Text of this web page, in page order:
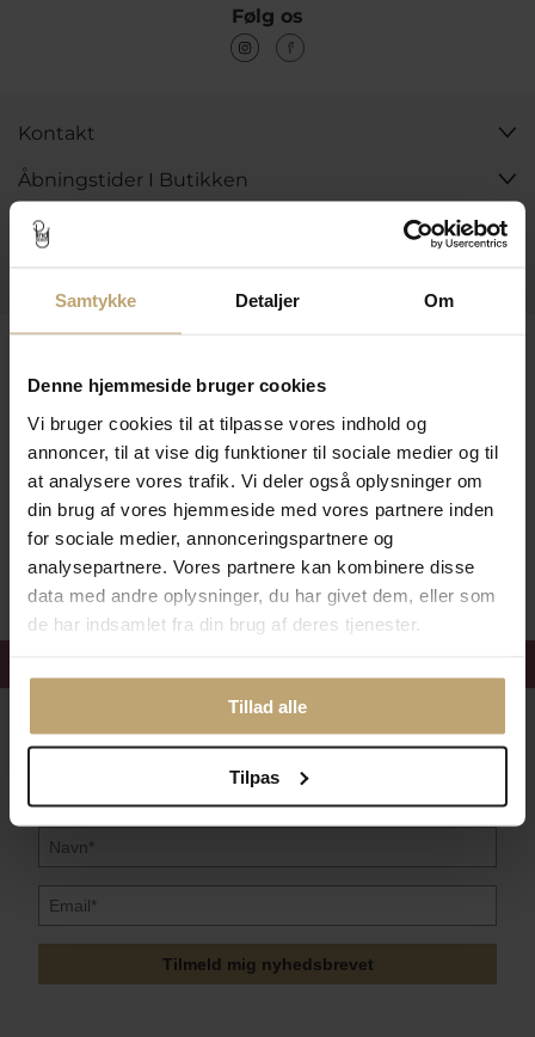
Samtykke Detaljer Om
Denne hjemmeside bruger cookies
Vi bruger cookies til at tilpasse vores indhold og
annoncer, til at vise dig funktioner til sociale medier og til
at analysere vores trafik. Vi deler også oplysninger om
din brug af vores hjemmeside med vores partnere inden
for sociale medier, annonceringspartnere og
analysepartnere. Vores partnere kan kombinere disse
data med andre oplysninger, du har givet dem, eller som
de har indsamlet fra din brug af deres tjenester.
Tillad alle
Tilpas
Følg os
Kontakt
Åbningstider I Butikken
Information
Betalingsmuligheder
Sikker Og Tryg E-Handel
Følg med i vores nyhedsbrev
Tilmeld mig nyhedsbrevet